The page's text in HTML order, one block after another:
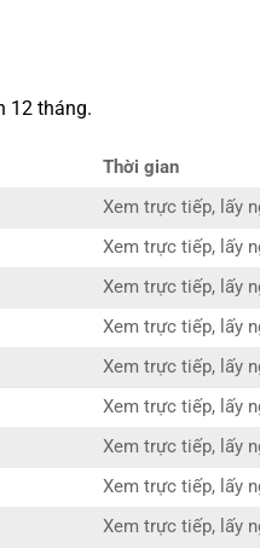
12 tháng.
Thời gian
Xem trực tiếp, lấy
Xem trực tiếp, lấy
Xem trực tiếp, lấy
Xem trực tiếp, lấy
Xem trực tiếp, lấy
Xem trực tiếp, lấy
Xem trực tiếp, lấy
Xem trực tiếp, lấy
Xem trực tiếp, lấy